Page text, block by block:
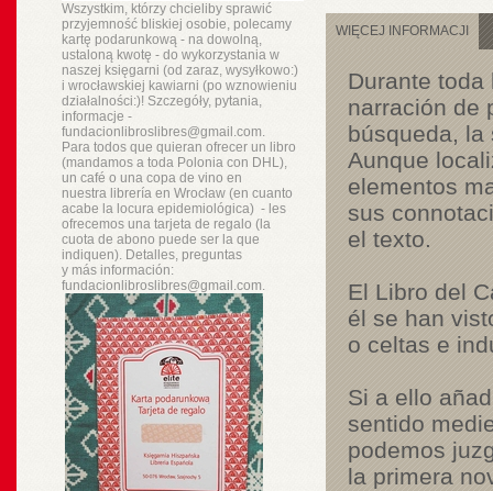
Wszystkim, którzy chcieliby sprawić
przyjemność bliskiej osobie, polecamy
kartę podarunkową - na dowolną,
ustaloną kwotę - do wykorzystania w
naszej księgarni (od zaraz, wysyłkowo:)
i wrocławskiej kawiarni (po wznowieniu
działalności:)! Szczegóły, pytania,
informacje -
fundacionlibroslibres@gmail.com.
Para todos que quieran ofrecer un libro
(mandamos a toda Polonia con DHL),
un café o una copa de vino en
nuestra libreríaen Wrocław (en cuanto
acabe la locura epidemiológica) - les
ofrecemos una tarjeta de regalo (la
cuota de abono puede ser la que
indiquen). Detalles, preguntas
y másinformación:
fundacionlibroslibres@gmail.com.
WIĘCEJ INFORMACJI
Durante
narración de
búsqueda, la
Aunque
elementos
sus
el texto.
El Libro del
él se han
o celtas e
Si a ello
sentido
podemos
la primera